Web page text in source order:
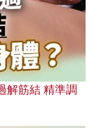
解筋結 精準調